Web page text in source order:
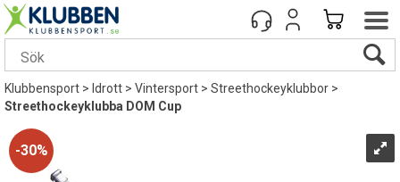
Klubbensport> Idrott>Vintersport>Streethockeyklubbor>
Streethockeyklubba DOM Cup
30%